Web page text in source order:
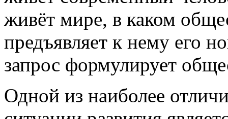
живёт мире, в каком
предъявляет к нему его
запрос формулирует
Одной из наиболее